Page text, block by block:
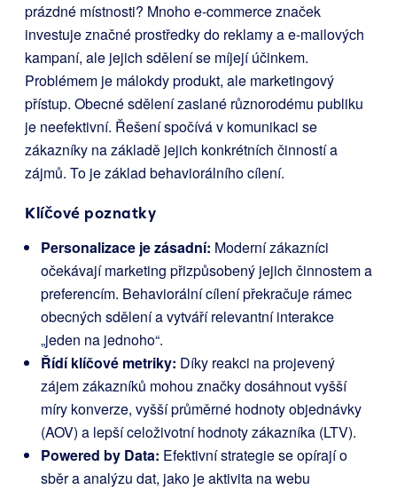
prázdné místnosti? Mnoho e-commerce značek
investuje značné prostředky do reklamy a e-mailových
kampaní, ale jejich sdělení se míjejí účinkem.
Problémem je málokdy produkt, ale marketingový
přístup. Obecné sdělení zaslané různorodému publiku
je neefektivní. Řešení spočívá v komunikaci se
zákazníky na základě jejich konkrétních činností a
zájmů. To je základ behaviorálního cílení.
Klíčové poznatky
Personalizace je zásadní: Moderní zákazníci
očekávají marketing přizpůsobený jejich činnostem a
preferencím. Behaviorální cílení překračuje rámec
obecných sdělení a vytváří relevantní interakce
„jeden na jednoho“.
Řídí klíčové metriky: Díky reakci na projevený
zájem zákazníků mohou značky dosáhnout vyšší
míry konverze, vyšší průměrné hodnoty objednávky
(AOV) a lepší celoživotní hodnoty zákazníka (LTV).
Powered by Data: Efektivní strategie se opírají o
sběr a analýzu dat, jako je aktivita na webu